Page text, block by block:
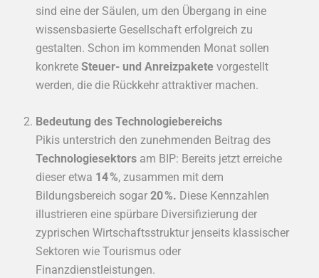
sind eine der Säulen, um den Übergang in eine
wissensbasierte Gesellschaft erfolgreich zu
gestalten. Schon im kommenden Monat sollen
konkrete Steuer- und Anreizpakete vorgestellt
werden, die die Rückkehr attraktiver machen.
Bedeutung des Technologiebereichs
Pikis unterstrich den zunehmenden Beitrag des
Technologiesektors am BIP: Bereits jetzt erreiche
dieser etwa 14 %, zusammen mit dem
Bildungsbereich sogar 20 %. Diese Kennzahlen
illustrieren eine spürbare Diversifizierung der
zyprischen Wirtschaftsstruktur jenseits klassischer
Sektoren wie Tourismus oder
Finanzdienstleistungen.